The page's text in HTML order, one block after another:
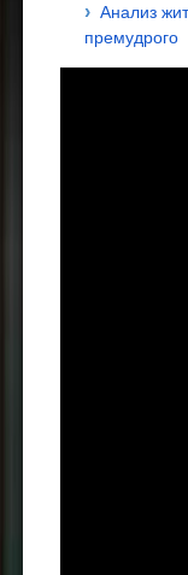
Анализ
премудрого